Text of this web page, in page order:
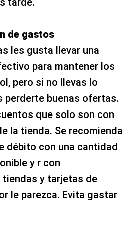
de gastos
les gusta llevar una
para mantener los
pero si no llevas lo
perderte buenas ofertas.
que solo son con
la tienda. Se recomienda
débito con una cantidad
y r con
y tarjetas de
le parezca. Evita gastar